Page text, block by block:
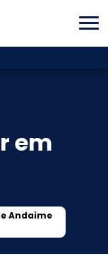
em
Andaime